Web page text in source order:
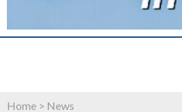
Home > News